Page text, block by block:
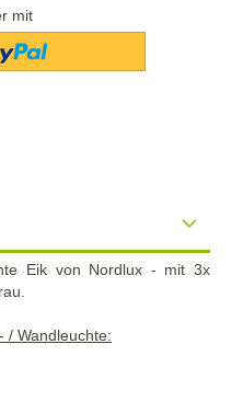
mit
Eik von Nordlux - mit 3x
/ Wandleuchte: